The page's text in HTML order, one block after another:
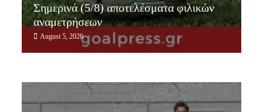
Σημερινά (5/8) αποτελέσματα φιλικών
αναμετρήσεων
August 5, 2026